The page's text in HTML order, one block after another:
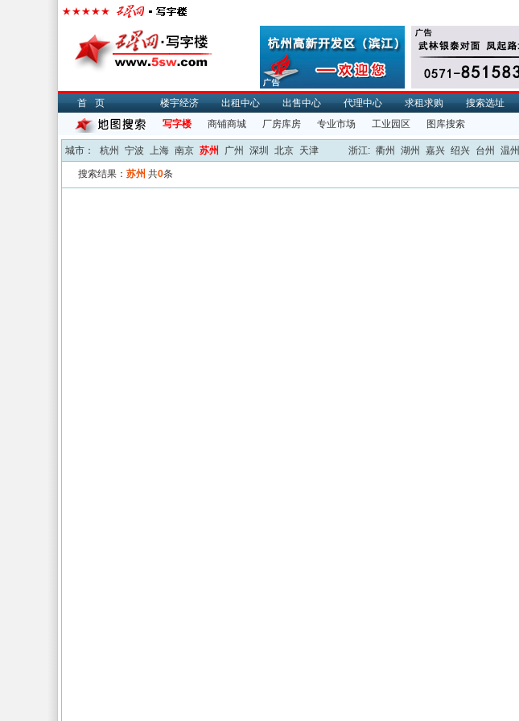
首页 楼宇经济 出租中心 出售中心 代理中心 求租求购 搜索选址
写字楼
商铺商城 厂房库房 专业市场 工业园区 图库搜索
城市： 杭州 宁波 上海 南京 苏州 广州 深圳 北京 天津 浙江: 衢州 湖州 嘉兴 绍兴 台州 温州
搜索结果： 苏州 共0条